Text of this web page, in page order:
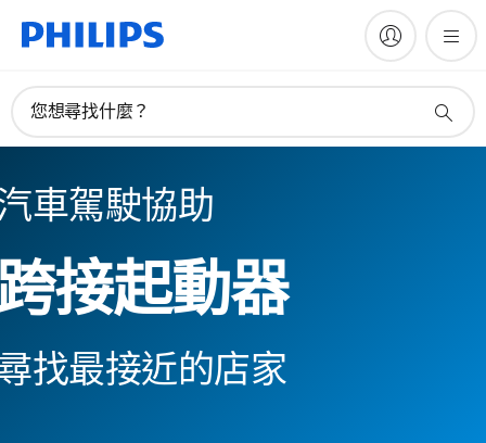
您想尋找什麼？
車駕駛協助
接起動器
找最接近的店家